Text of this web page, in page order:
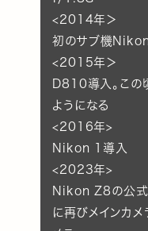
<2014年＞
初のサブ機
<2015年＞
D810導入。この
ようになる
<2016年>
Nikon 1導入
<2023年>
Nikon Z8の公式
に再びメインカ